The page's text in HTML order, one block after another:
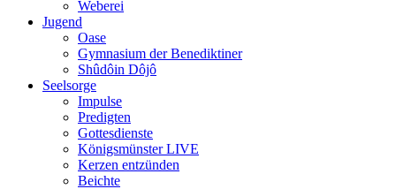
Weberei
Jugend
Oase
Gymnasium der Benediktiner
Shûdôin Dôjô
Seelsorge
Impulse
Predigten
Gottesdienste
Königsmünster LIVE
Kerzen entzünden
Beichte